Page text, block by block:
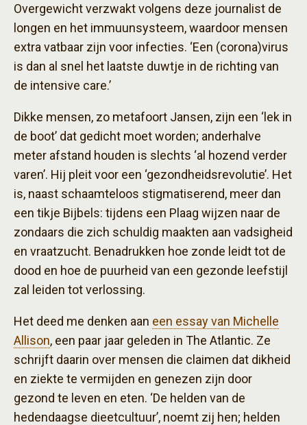
Overgewicht verzwakt volgens deze journalist de
longen en het immuunsysteem, waardoor mensen
extra vatbaar zijn voor infecties. ‘Een (corona)virus
is dan al snel het laatste duwtje in de richting van
de intensive care.’
Dikke mensen, zo metafoort Jansen, zijn een ‘lek in
de boot’ dat gedicht moet worden; anderhalve
meter afstand houden is slechts ‘al hozend verder
varen’. Hij pleit voor een ‘gezondheidsrevolutie’. Het
is, naast schaamteloos stigmatiserend, meer dan
een tikje Bijbels: tijdens een Plaag wijzen naar de
zondaars die zich schuldig maakten aan vadsigheid
en vraatzucht. Benadrukken hoe zonde leidt tot de
dood en hoe de puurheid van een gezonde leefstijl
zal leiden tot verlossing.
Het deed me denken aan een essay van Michelle
Allison, een paar jaar geleden in The Atlantic. Ze
schrijft daarin over mensen die claimen dat dikheid
en ziekte te vermijden en genezen zijn door
gezond te leven en eten. ‘De helden van de
hedendaagse dieetcultuur’, noemt zij hen; helden